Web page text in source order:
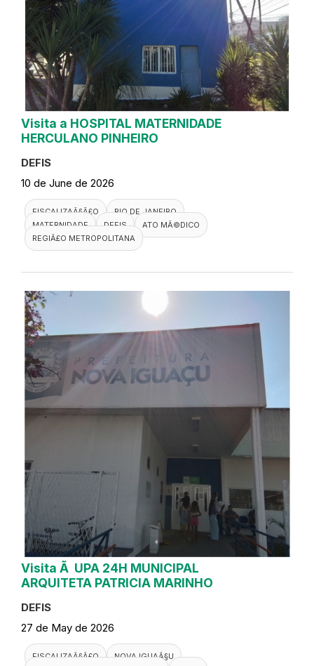
Visita a HOSPITAL MATERNIDADE
HERCULANO PINHEIRO
DEFIS
10 de June de 2026
FISCALIZAÃ§Ã£O
RIO DE JANEIRO
MATERNIDADE
DEFIS
ATO MÃ©DICO
REGIÃ£O METROPOLITANA
Visita Ã UPA 24H MUNICIPAL
ARQUITETA PATRICIA MARINHO
DEFIS
27 de May de 2026
FISCALIZAÃ§Ã£O
NOVA IGUAÃ§U